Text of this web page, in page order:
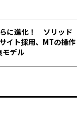
らに進化！ ソリッド
イト採用、MTの操作
モデル